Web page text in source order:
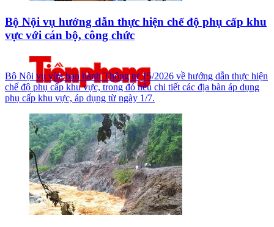
Bộ Nội vụ hướng dẫn thực hiện chế độ phụ cấp khu
vực với cán bộ, công chức
Bộ Nội vụ vừa ban hành Thông tư 15/2026 về hướng dẫn thực hiện
chế độ phụ cấp khu vực, trong đó nêu chi tiết các địa bàn áp dụng
phụ cấp khu vực, áp dụng từ ngày 1/7.